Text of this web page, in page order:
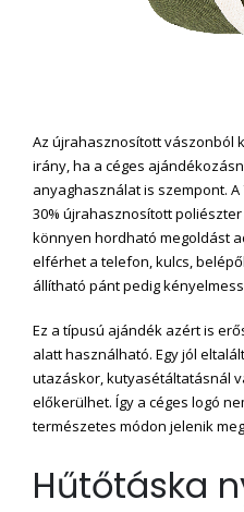
Az újrahasznosított vászonból
irány, ha a céges
anyaghasználat is szempont.
30% újrahasznosított
könnyen hordható megoldást
elférhet a telefon, kulcs,
állítható pánt pedig
Ez a típusú ajándék azért is
alatt használható. Egy jól
utazáskor, kutyasétáltatásnál
előkerülhet. Így a céges logó
természetes módon jelenik
Hűtőtáska